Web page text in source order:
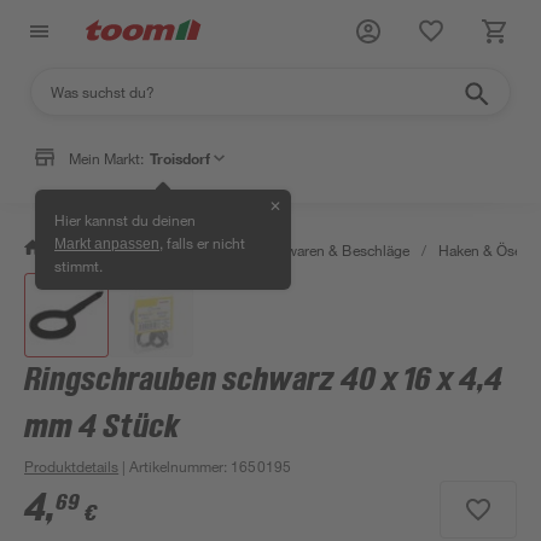
Mein Markt: Troisdorf
Hier kannst du deinen
Markt anpassen , falls er nicht
stimmt.
✕
/ Werkstatt & Maschinen / Eisenwaren & Beschläge / Haken & Ösen
Ringschrauben schwarz 40 x 16 x 4,4
mm 4 Stück
Produktdetails | Artikelnummer: 1650195
4,69 €